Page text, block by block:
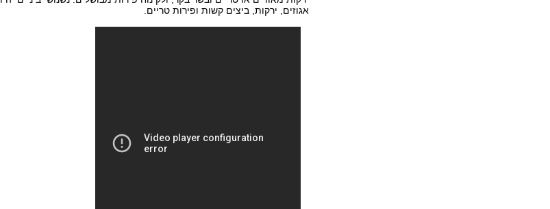
אגוזים, ירקות, ביצים קשות ופירות טריים.